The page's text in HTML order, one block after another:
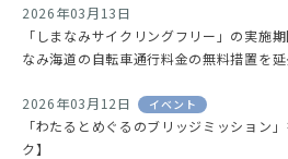
2026年03月13日
「しまなみサイクリングフリー」の実施
なみ海道の自転車通行料金の無料措置を
2026年03月12日 イベント
「わたるとめぐるのブリッジミッション
ク】